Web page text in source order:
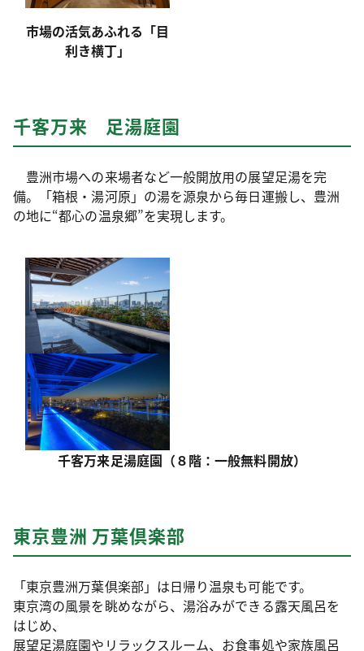
市場の活気あふれる「目
利き横丁」
千客万来 足湯庭園
豊洲市場への来場者など一般開放用の展望足湯を完
備。「箱根・湯河原」の湯を源泉から毎日運搬し、豊洲
の地に“都心の温泉郷”を実現します。
千客万来足湯庭園（８階：一般無料開放）
東京豊洲 万葉倶楽部
「東京豊洲万葉倶楽部」は日帰り温泉も可能です。
東京湾の風景を眺めながら、湯浴みができる露天風呂を
はじめ、
展望足湯庭園やリラックスルーム、お食事処や家族風呂